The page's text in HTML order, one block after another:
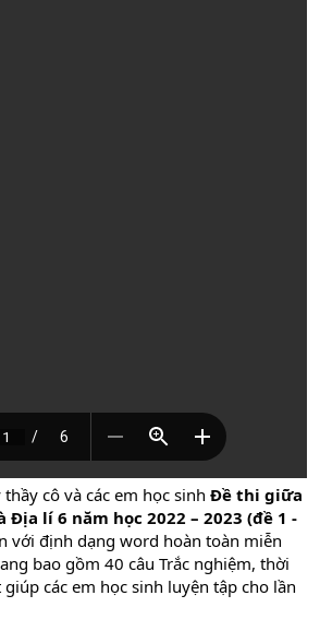
cô và các em học sinh Đề thi giữa
Địa lí 6 năm học 2022 – 2023 (đề 1 -
với định dạng word hoàn toàn miễn
bao gồm 40 câu Trắc nghiệm, thời
các em học sinh luyện tập cho lần